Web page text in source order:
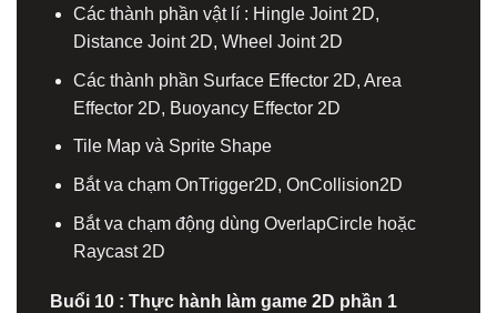
Các thành phần vật lí : Hingle Joint 2D,
Distance Joint 2D, Wheel Joint 2D
Các thành phần Surface Effector 2D, Area
Effector 2D, Buoyancy Effector 2D
Tile Map và Sprite Shape
Bắt va chạm OnTrigger2D, OnCollision2D
Bắt va chạm động dùng OverlapCircle hoặc
Raycast 2D
Buổi 10 : Thực hành làm game 2D phần 1